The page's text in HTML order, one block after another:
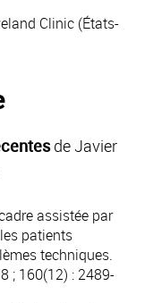
Clinic (États-
de Javier
assistée par
patients
techniques.
; 160(12) : 2489-